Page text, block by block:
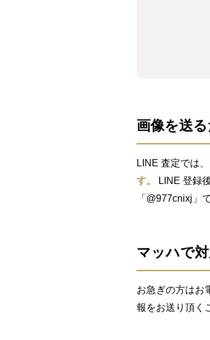
画像を送
LINE 査定では
す。
LINE 登録
「@977cnixj」
マッハで
お急ぎの方はお
報をお送り頂く